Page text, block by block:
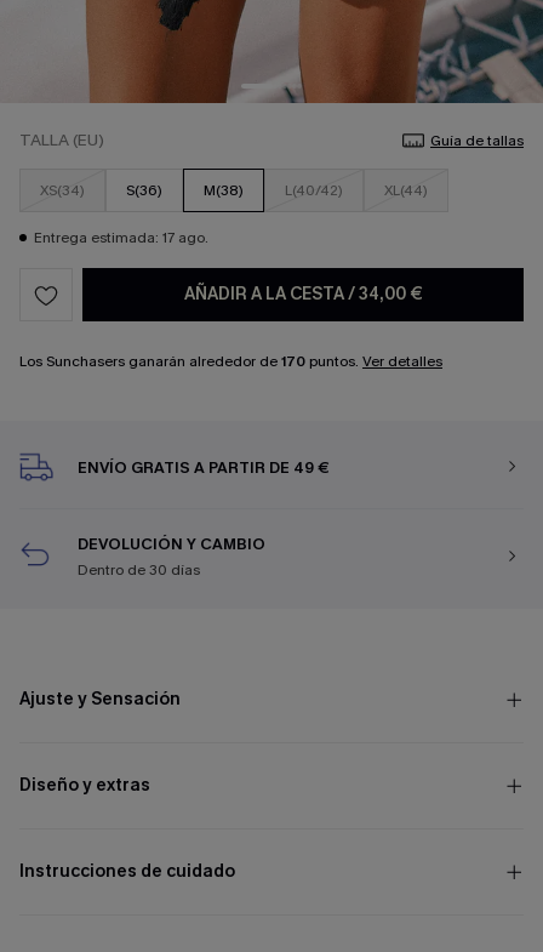
TALLA (EU) Guía de tallas
XS(34) S(36) M(38) L(40/42) XL(44)
Entrega estimada: 17 ago.
AÑADIR A LA CESTA/34,00 €
Los Sunchasers ganarán alrededor de170 puntos. Ver detalles
ENVÍO GRATIS A PARTIR DE 49 €
DEVOLUCIÓN Y CAMBIO
Dentro de 30 días
Ajuste y Sensación
Diseño y extras
Instrucciones de cuidado